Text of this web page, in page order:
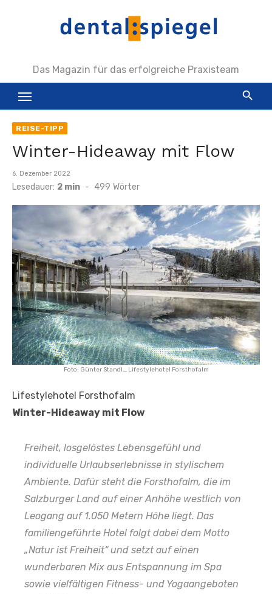
Das Magazin für das erfolgreiche Praxisteam
REISE-TIPP
Winter-Hideaway mit Flow
Veröffentlicht
am
6. Dezember 2022
Lesedauer: 2 min - 499 Wörter
Foto: Günter Standl_ Lifestylehotel Forsthofalm
Lifestylehotel Forsthofalm
Winter-Hideaway mit Flow
Freiheit, losgelöstes Lebensgefühl und
individuelle Urlaubserlebnisse in stylischem
Ambiente. Dafür steht die Forsthofalm, die im
Salzburger Land auf einer Anhöhe westlich von
Leogang auf 1.050 Metern Höhe liegt. Das
familiengeführte Hotel folgt dabei dem Motto
„Natur ist Freiheit“ und setzt auf einen
wunderbaren Mix aus Entspannung im Spa
sowie vielfältigen Fitness- und Yogaangeboten